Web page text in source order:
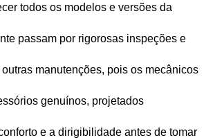
todos os modelos e versões da
passam por rigorosas inspeções e
manutenções, pois os mecânicos
genuínos, projetados
e a dirigibilidade antes de tomar